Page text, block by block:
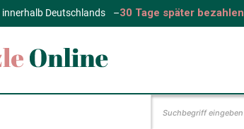
innerhalb Deutschlands –30 Tage später bezahlen